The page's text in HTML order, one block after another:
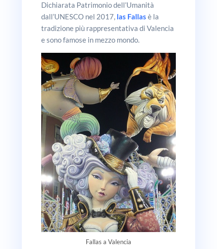
Dichiarata Patrimonio dell’Umanità
dall’UNESCO nel 2017, las Fallas è la
tradizione più rappresentativa di Valencia
e sono famose in mezzo mondo.
Fallas a Valencia